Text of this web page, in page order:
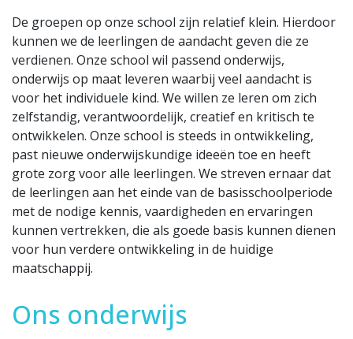
De groepen op onze school zijn relatief klein. Hierdoor
kunnen we de leerlingen de aandacht geven die ze
verdienen. Onze school wil passend onderwijs,
onderwijs op maat leveren waarbij veel aandacht is
voor het individuele kind. We willen ze leren om zich
zelfstandig, verantwoordelijk, creatief en kritisch te
ontwikkelen. Onze school is steeds in ontwikkeling,
past nieuwe onderwijskundige ideeën toe en heeft
grote zorg voor alle leerlingen. We streven ernaar dat
de leerlingen aan het einde van de basisschoolperiode
met de nodige kennis, vaardigheden en ervaringen
kunnen vertrekken, die als goede basis kunnen dienen
voor hun verdere ontwikkeling in de huidige
maatschappij.
Ons onderwijs